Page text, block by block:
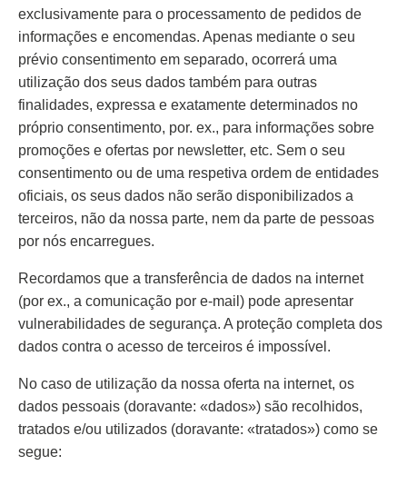
exclusivamente para o processamento de pedidos de
informações e encomendas. Apenas mediante o seu
prévio consentimento em separado, ocorrerá uma
utilização dos seus dados também para outras
finalidades, expressa e exatamente determinados no
próprio consentimento, por. ex., para informações sobre
promoções e ofertas por newsletter, etc. Sem o seu
consentimento ou de uma respetiva ordem de entidades
oficiais, os seus dados não serão disponibilizados a
terceiros, não da nossa parte, nem da parte de pessoas
por nós encarregues.
Recordamos que a transferência de dados na internet
(por ex., a comunicação por e-mail) pode apresentar
vulnerabilidades de segurança. A proteção completa dos
dados contra o acesso de terceiros é impossível.
No caso de utilização da nossa oferta na internet, os
dados pessoais (doravante: «dados») são recolhidos,
tratados e/ou utilizados (doravante: «tratados») como se
segue: